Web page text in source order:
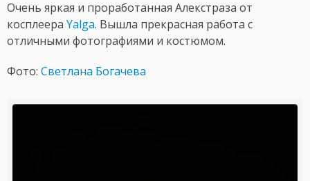
Очень яркая и проработанная Алекстраза от
косплеера Yalga. Вышла прекрасная работа с
отличными фотографиями и костюмом.
Фото: Светлана Богачева